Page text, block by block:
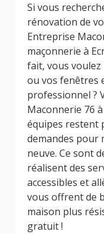
Si vous
rénovation de
Entreprise
maçonnerie à
fait, vous
ou vos fenêtres
professionnel ?
Maconnerie 76
équipes restent
demandes pour
neuve. Ce sont
réalisent des
accessibles et
vous offrent de
maison plus
gratuit !